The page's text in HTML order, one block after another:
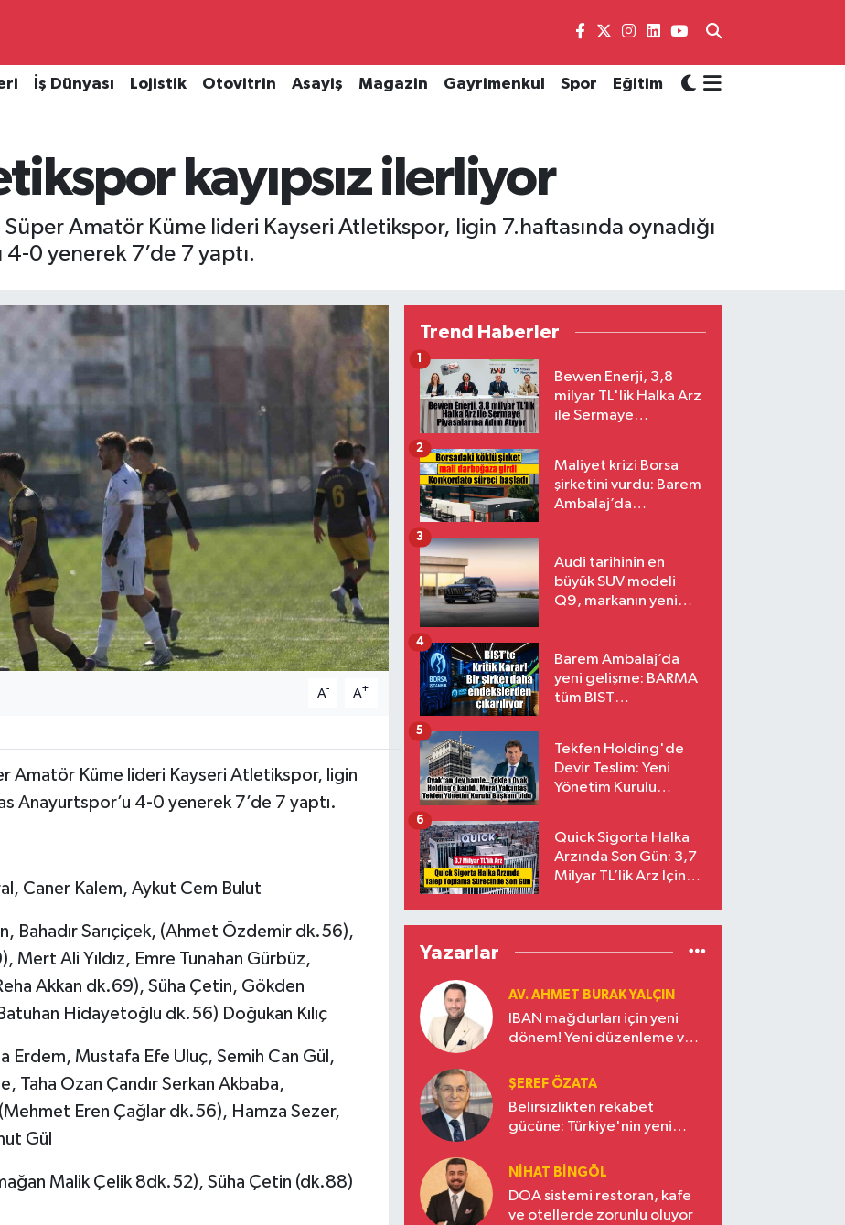
İş Dünyası Lojistik Otovitrin Asayiş Magazin Gayrimenkul Spor Eğitim
kayıpsız ilerliyor
Süper Amatör Küme lideri Kayseri Atletikspor, ligin 7.haftasında oynadığı
0 yenerek 7’de 7 yaptı.
A- A+
Amatör Küme lideri Kayseri Atletikspor, ligin
Anayurtspor’u 4-0 yenerek 7’de 7 yaptı.
Caner Kalem, Aykut Cem Bulut
Bahadır Sarıçiçek, (Ahmet Özdemir dk.56),
Mert Ali Yıldız, Emre Tunahan Gürbüz,
Akkan dk.69), Süha Çetin, Gökden
Hidayetoğlu dk.56) Doğukan Kılıç
Erdem, Mustafa Efe Uluç, Semih Can Gül,
Taha Ozan Çandır Serkan Akbaba,
Eren Çağlar dk.56), Hamza Sezer,
Gül
Malik Çelik 8dk.52), Süha Çetin (dk.88)
Trend Haberler
Bewen Enerji, 3,8
milyar TL'lik Halka Arz
ile Sermaye
Maliyet krizi Borsa
şirketini vurdu: Barem
Ambalaj’da
2
Audi tarihinin en
büyük SUV modeli
Q9, markanın yeni
3
Barem Ambalaj’da
yeni gelişme: BARMA
tüm BIST
4
Tekfen Holding'de
Devir Teslim: Yeni
Yönetim Kurulu
5
Quick Sigorta Halka
Arzında Son Gün: 3,7
Milyar TL’lik Arz İçin
Eriyor
6
Yazarlar
AV. AHMET BURAK YALÇIN
IBAN mağdurları için yeni
dönem! Yeni düzenleme ve
ŞEREF ÖZATA
Belirsizlikten rekabet
gücüne: Türkiye'nin yeni
NIHAT BINGÖL
DOA sistemi restoran, kafe
ve otellerde zorunlu oluyor